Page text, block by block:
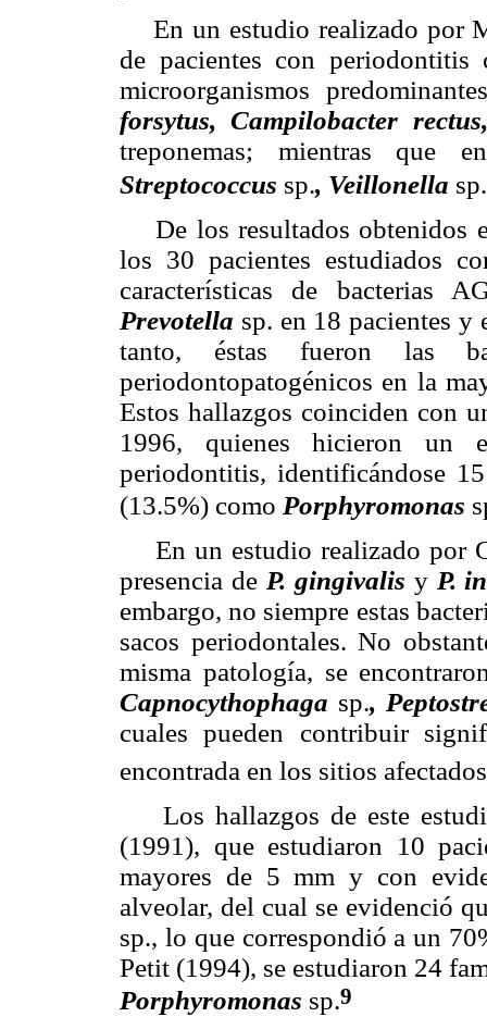
En un estudio realizado por
de pacientes con
microorganismos
forsytus, Campilobacter
treponemas; mientras que
Streptococcus sp., Veillonella sp.
De los resultados obtenidos
los 30 pacientes estudiados
características de bacterias
Prevotella sp. en 18 pacientes y
tanto, éstas fueron las
periodontopatogénicos en la
Estos hallazgos coinciden con
1996, quienes hicieron un
periodontitis, identificándose
(13.5%) como Porphyromonas
En un estudio realizado por
presencia deP. gingivalis y P.
embargo, no siempre estas
sacos periodontales. No
misma patología, se
Capnocythophaga sp.,
cuales pueden contribuir
encontrada en los sitios
Los hallazgos de este
(1991), que estudiaron 10
mayores de 5 mm y con
alveolar, del cual se evidenció
sp., lo que correspondió a un
Petit (1994), se estudiaron 24
Porphyromonas sp.9